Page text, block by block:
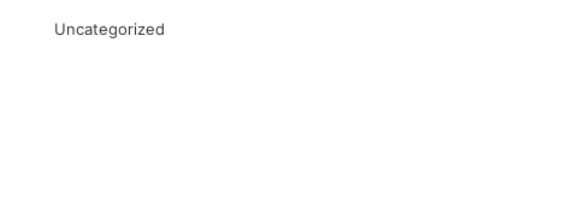
Uncategorized